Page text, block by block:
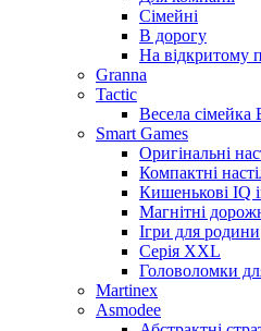
Сімейні
В дорогу
На відкритому
Granna
Tactic
Весела сімейка
Smart Games
Оригінальні
Компактні
Кишенькові IQ
Магнітні
Ігри для родини
Серія XXL
Головоломки
Martinex
Asmodee